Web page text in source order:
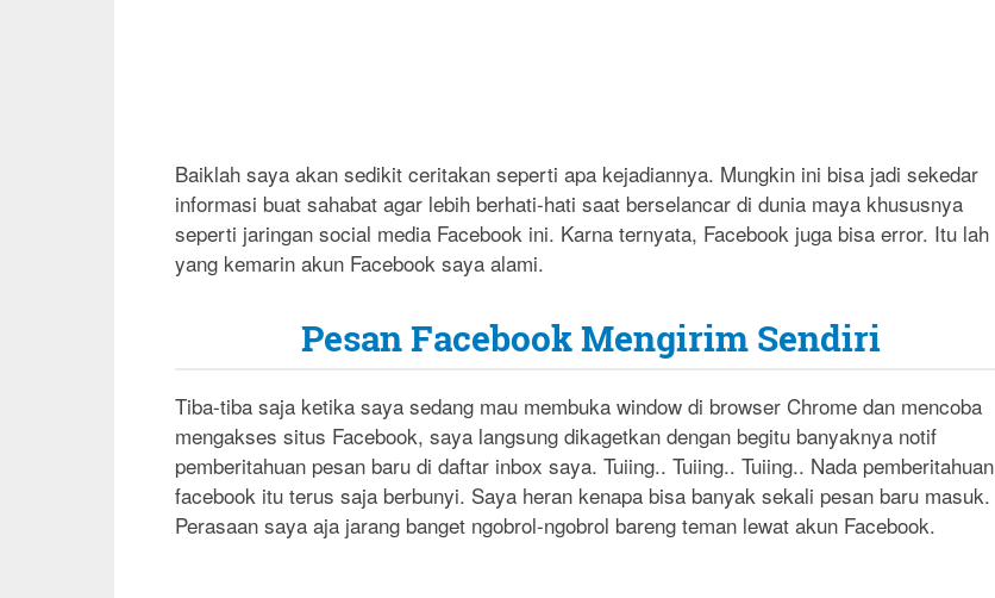
Baiklah saya akan sedikit ceritakan seperti apa kejadiannya. Mungkin ini bisa jadi sekedar
informasi buat sahabat agar lebih berhati-hati saat berselancar di dunia maya khususnya
seperti jaringan social media Facebook ini. Karna ternyata, Facebook juga bisa error. Itu lah
yang kemarin akun Facebook saya alami.
Pesan Facebook Mengirim Sendiri
Tiba-tiba saja ketika saya sedang mau membuka window di browser Chrome dan mencoba
mengakses situs Facebook, saya langsung dikagetkan dengan begitu banyaknya notif
pemberitahuan pesan baru di daftar inbox saya. Tuiing.. Tuiing.. Tuiing.. Nada pemberitahuan
facebook itu terus saja berbunyi. Saya heran kenapa bisa banyak sekali pesan baru masuk.
Perasaan saya aja jarang banget ngobrol-ngobrol bareng teman lewat akun Facebook.